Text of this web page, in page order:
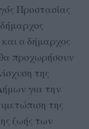
Προστασίας
ο δήμαρχος
προχωρήσουν
της
για την
της
ζωής των